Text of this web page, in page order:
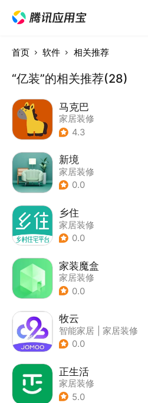
首页 软件 相关推荐
“亿装”的相关推荐(28)
马克巴
家居装修
4.3
新境
家居装修
0.0
乡住
家居装修
0.0
家装魔盒
家居装修
0.0
牧云
智能家居
家居装修
0.0
正生活
家居装修
5.0